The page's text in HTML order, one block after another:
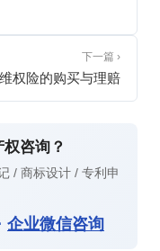
下一篇 ›
权险的购买与理赔
咨询？
/ 商标设计 / 专利申
企业微信咨询